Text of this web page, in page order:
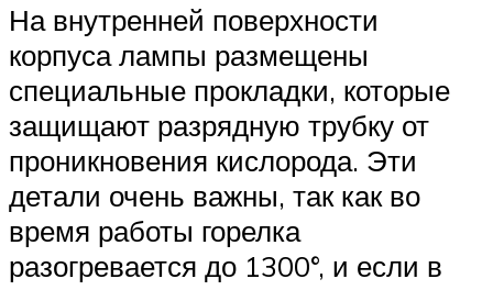
На внутренней поверхности
корпуса лампы размещены
специальные прокладки, которые
защищают разрядную трубку от
проникновения кислорода. Эти
детали очень важны, так как во
время работы горелка
разогревается до 1300°, и если в